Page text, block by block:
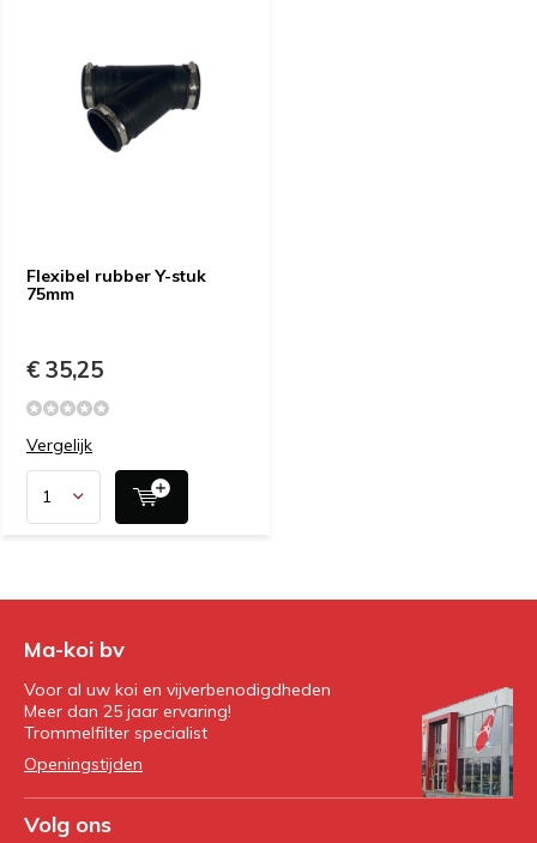
Flexibel rubber Y-stuk
75mm
€ 35,25
Vergelijk
Ma-koi bv
Voor al uw koi en vijverbenodigdheden
Meer dan 25 jaar ervaring!
Trommelfilter specialist
Openingstijden
Volg ons